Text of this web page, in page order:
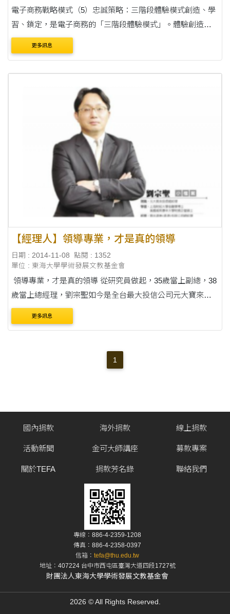
電子商務戰略模式（5）忠誠策略：三階段體驗模式創造、學
習、鎖定，是電子商務的「三階段體驗模式」。體驗創造，
關心的是顧客的喜好忠誠度，讓顧客記住你的服務；經過體
驗學習階段，一旦達到了體驗鎖定，接著就必須....
更多訊息
【經理人】領導專業，才是真的領導
日期 : 2014-11-08
點閱 : 1352
單位 : 東海大學學術發展文教基金會
領導專業，才是真的領導 從研究員做起，35歲當上副總，38
歲當上總經理，劉宗聖如今是全台最大投信公司元大寶來投
信總經理。旁人看來，他年紀輕輕、升得很快，但是劉宗聖
(33屆經濟系，1991....
更多訊息
1
國內捐款
活動新聞
關於TEFA
海外捐款
金可大師講座
捐款芳名錄
線上捐款
募款專案
聯絡我們
專線：886-4-2359-1208
傳真：886-4-2358-0397
信箱： tefa@thu.edu.tw
地址：407224 台中市西屯區臺灣大道四段1727號
財團法人東海大學學術發展文教基金會
2026 © All Rights Reserved.